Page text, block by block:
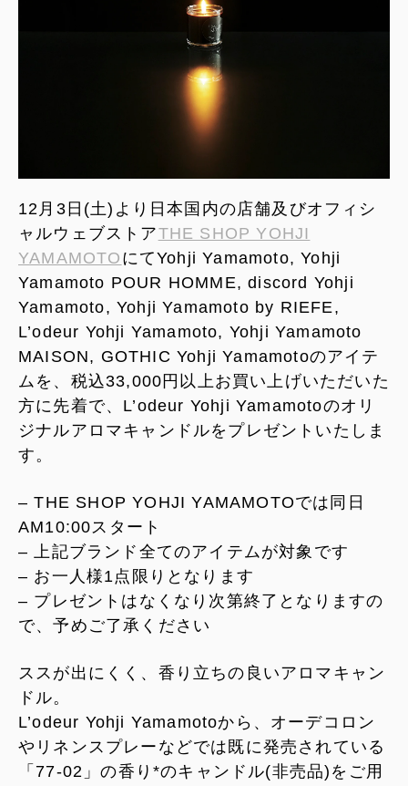
12月3日(土)より日本国内の店舗及びオフィシ
ャルウェブストアTHE SHOP YOHJI
YAMAMOTO にてYohji Yamamoto, Yohji
Yamamoto POUR HOMME, discord Yohji
Yamamoto, Yohji Yamamoto by RIEFE,
L’odeur Yohji Yamamoto, Yohji Yamamoto
MAISON, GOTHIC Yohji Yamamotoのアイテ
ムを、税込33,000円以上お買い上げいただいた
方に先着で、L’odeur Yohji Yamamotoのオリ
ジナルアロマキャンドルをプレゼントいたしま
す。
– THE SHOP YOHJI YAMAMOTOでは同日
AM10:00スタート
– 上記ブランド全てのアイテムが対象です
– お一人様1点限りとなります
– プレゼントはなくなり次第終了となりますの
で、予めご了承ください
ススが出にくく、香り立ちの良いアロマキャン
ドル。
L’odeur Yohji Yamamotoから、オーデコロン
やリネンスプレーなどでは既に発売されている
「77-02」の香り*のキャンドル(非売品)をご用